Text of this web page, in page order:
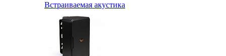
Встраиваемая акустика